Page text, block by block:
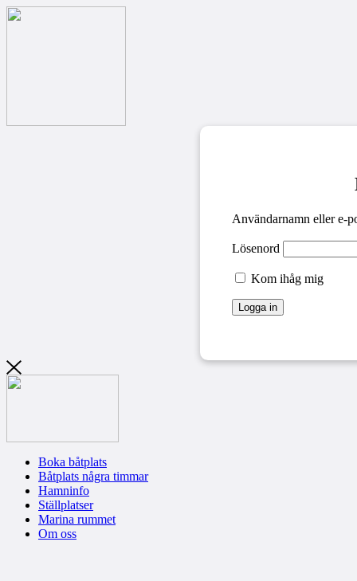
Användarnamn eller e-
Lösenord
Kom ihåg mig
Boka båtplats
Båtplats några timmar
Hamninfo
Ställplatser
Marina rummet
Om oss